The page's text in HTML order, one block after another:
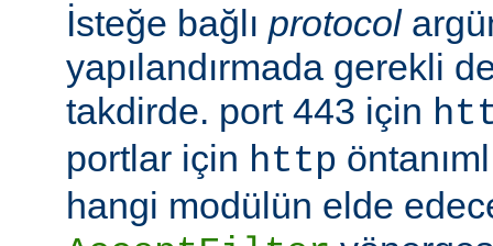
İsteğe bağlı protocol
yapılandırmada gerekli
takdirde. port 443 için
portlar için http
hangi modülün elde